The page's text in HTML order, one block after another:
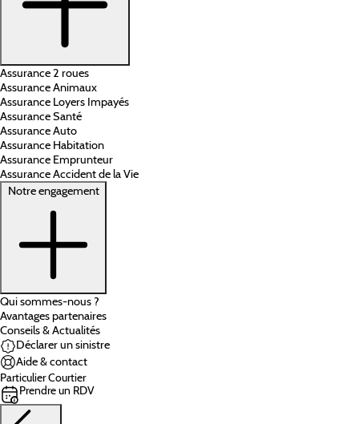
Assurance 2 roues
Assurance Animaux
Assurance Loyers Impayés
Assurance Santé
Assurance Auto
Assurance Habitation
Assurance Emprunteur
Assurance Accident de la Vie
Notre engagement
Qui sommes-nous ?
Avantages partenaires
Conseils & Actualités
Déclarer un sinistre
Aide & contact
ParticulierCourtier
Prendre un RDV